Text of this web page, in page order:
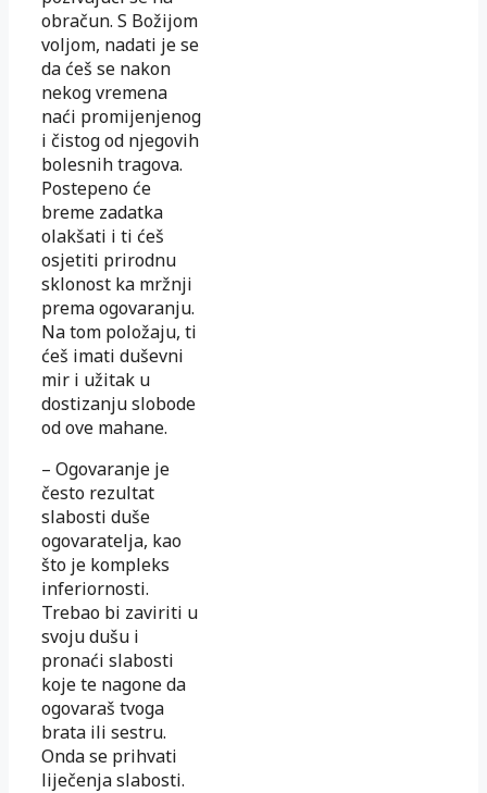
obračun. S Božijom
voljom, nadati je se
da ćeš se nakon
nekog vremena
naći promijenjenog
i čistog od njegovih
bolesnih tragova.
Postepeno će
breme zadatka
olakšati i ti ćeš
osjetiti prirodnu
sklonost ka mržnji
prema ogovaranju.
Na tom položaju, ti
ćeš imati duševni
mir i užitak u
dostizanju slobode
od ove mahane.
– Ogovaranje je
često rezultat
slabosti duše
ogovaratelja, kao
što je kompleks
inferiornosti.
Trebao bi zaviriti u
svoju dušu i
pronaći slabosti
koje te nagone da
ogovaraš tvoga
brata ili sestru.
Onda se prihvati
liječenja slabosti.